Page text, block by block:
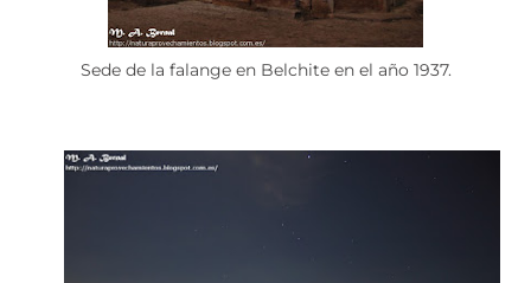
Sede de la falange en Belchite en el año 1937.